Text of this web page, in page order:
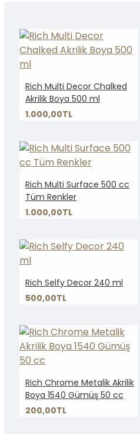
Rich Multi Decor Chalked
Akrilik Boya 500 ml
1.000,00TL
Rich Multi Surface 500 cc
Tüm Renkler
1.000,00TL
Rich Selfy Decor 240 ml
500,00TL
Rich Chrome Metalik Akrilik
Boya 1540 Gümüş 50 cc
200,00TL